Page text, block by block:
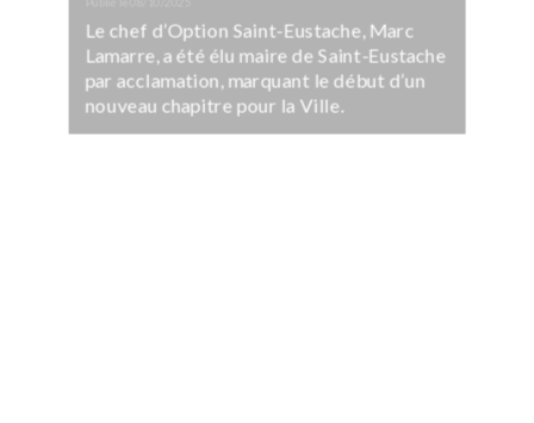
Le chef d’Option Saint-Eustache, Marc
Lamarre, a été élu maire de Saint-Eustache
par acclamation, marquant le début d’un
nouveau chapitre pour la Ville.